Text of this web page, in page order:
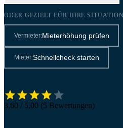
ODER GEZIELT FÜR IHRE SITUATION
Vermieter:Mieterhöhung prüfen
Mieter:Schnellcheck starten
3,60 / 5,00 (5 Bewertungen)